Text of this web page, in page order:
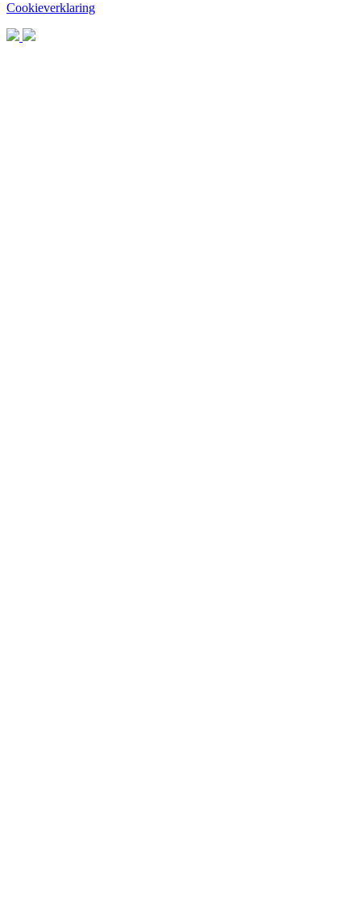
Cookieverklaring